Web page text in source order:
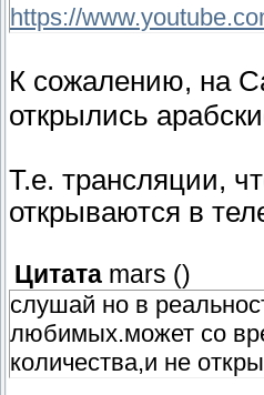
https://
К сожалению, на
открылись
Т.е. трансляции,
открываются в
Цитата mars ()
слушай но в
любимых.может со
количества,и не